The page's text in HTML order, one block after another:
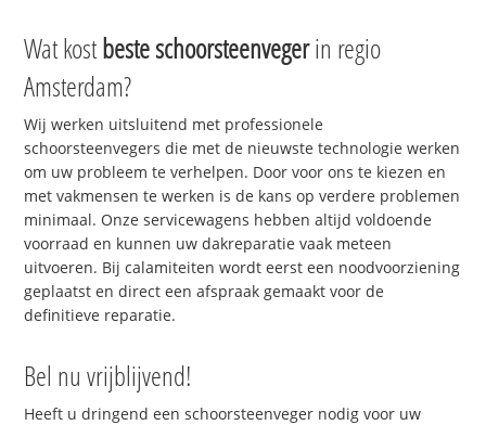
Wat kostbeste schoorsteenvegerin regio
Amsterdam?
Wij werken uitsluitend met professionele
schoorsteenvegers die met de nieuwste technologie werken
om uw probleem te verhelpen. Door voor ons te kiezen en
met vakmensen te werken is de kans op verdere problemen
minimaal. Onze servicewagens hebben altijd voldoende
voorraad en kunnen uw dakreparatie vaak meteen
uitvoeren. Bij calamiteiten wordt eerst een noodvoorziening
geplaatst en direct een afspraak gemaakt voor de
definitieve reparatie.
Bel nu vrijblijvend!
Heeft u dringend een schoorsteenveger nodig voor uw